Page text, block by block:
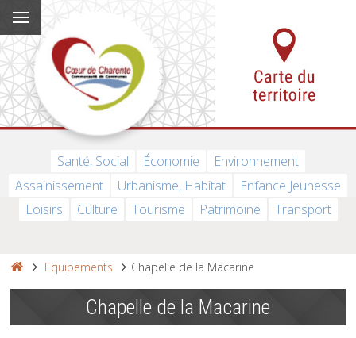
Santé, Social Économie
Environnement
Assainissement
Urbanisme, Habitat
Enfance Jeunesse
Loisirs
Culture Tourisme Patrimoine Transport
Equipements Chapelle de la Macarine
Chapelle de la Macarine